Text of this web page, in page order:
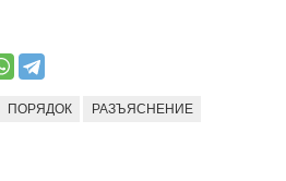
ПОРЯДОК РАЗЪЯСНЕНИЕ